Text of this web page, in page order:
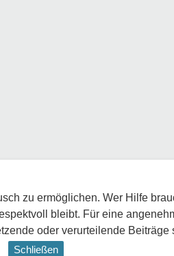
zu ermöglichen. Wer Hilfe
bleibt. Für eine
oder verurteilende Beiträge
Schließen